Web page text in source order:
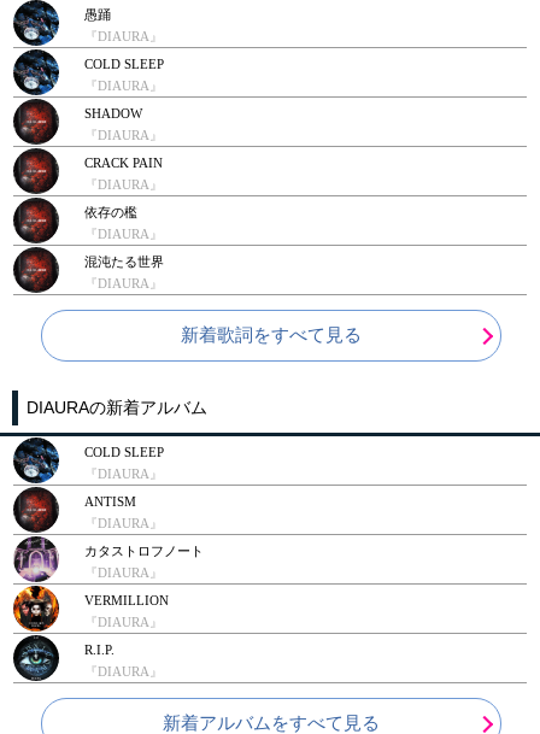
愚踊
『DIAURA』
COLD SLEEP
『DIAURA』
SHADOW
『DIAURA』
CRACK PAIN
『DIAURA』
依存の檻
『DIAURA』
混沌たる世界
『DIAURA』
新着歌詞をすべて見る
DIAURAの新着アルバム
COLD SLEEP
『DIAURA』
ANTISM
『DIAURA』
カタストロフノート
『DIAURA』
VERMILLION
『DIAURA』
R.I.P.
『DIAURA』
新着アルバムをすべて見る